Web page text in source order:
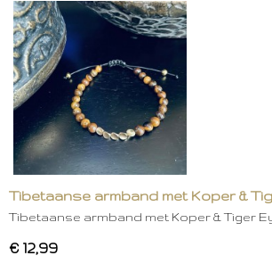
Tibetaanse armband met Koper &
Tibetaanse armband met Koper & Tiger
€ 12,99